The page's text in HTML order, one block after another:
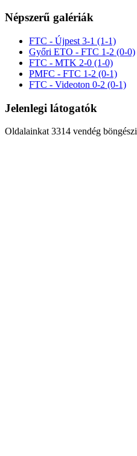
Népszerű galériák
FTC - Újpest 3-1 (1-1)
Győri ETO - FTC 1-2 (0-0)
FTC - MTK 2-0 (1-0)
PMFC - FTC 1-2 (0-1)
FTC - Videoton 0-2 (0-1)
Jelenlegi látogatók
Oldalainkat 3314 vendég böngészi